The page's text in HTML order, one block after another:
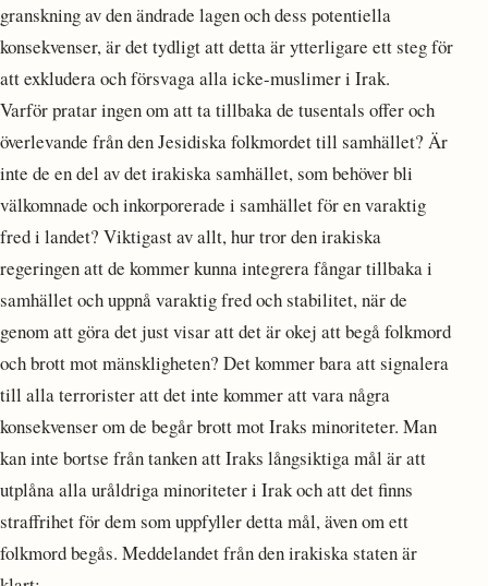
granskning av den ändrade lagen och dess potentiella
konsekvenser, är det tydligt att detta är ytterligare ett steg för
att exkludera och försvaga alla icke-muslimer i Irak.
Varför pratar ingen om att ta tillbaka de tusentals offer och
överlevande från den Jesidiska folkmordet till samhället? Är
inte de en del av det irakiska samhället, som behöver bli
välkomnade och inkorporerade i samhället för en varaktig
fred i landet? Viktigast av allt, hur tror den irakiska
regeringen att de kommer kunna integrera fångar tillbaka i
samhället och uppnå varaktig fred och stabilitet, när de
genom att göra det just visar att det är okej att begå folkmord
och brott mot mänskligheten? Det kommer bara att signalera
till alla terrorister att det inte kommer att vara några
konsekvenser om de begår brott mot Iraks minoriteter. Man
kan inte bortse från tanken att Iraks långsiktiga mål är att
utplåna alla uråldriga minoriteter i Irak och att det finns
straffrihet för dem som uppfyller detta mål, även om ett
folkmord begås. Meddelandet från den irakiska staten är